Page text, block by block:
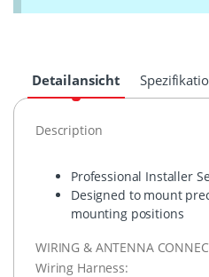
Detailansicht
Description
Professional Installer
Designed to mount
mounting positions
WIRING & ANTENNA
Wiring Harness: